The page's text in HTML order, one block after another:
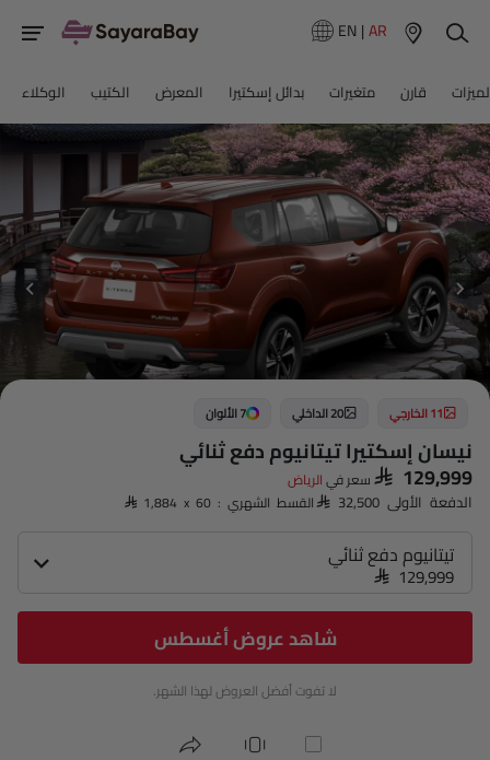
EN|AR
قارن متغيرات بدائل إسكتيرا المعرض الكتيب الوكلاء
11 الخارجي 20 الداخلي 7 الألوان
نيسان إسكتيرا تيتانيوم دفع ثنائي
SAR 129,999 سعر فيالرياض‎
الدفعة الأولى SAR 32,500 القسط الشهري : SAR 1,884 x 60
تيتانيوم دفع ثنائي
SAR 129,999
شاهد عروض أغسطس
لا تفوت أفضل العروض لهذا الشهر.